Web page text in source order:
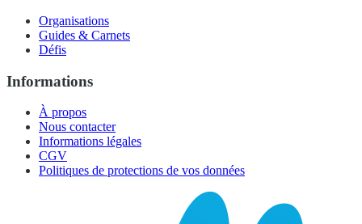
Organisations
Guides & Carnets
Défis
Informations
À propos
Nous contacter
Informations légales
CGV
Politiques de protections de vos données